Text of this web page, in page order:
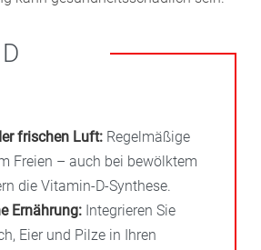
frischen Luft: Regelmäßige
Freien – auch bei bewölktem
die Vitamin-D-Synthese.
Ernährung: Integrieren Sie
Eier und Pilze in Ihren